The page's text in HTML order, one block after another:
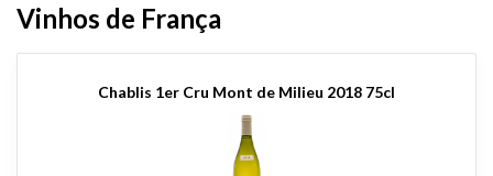
Vinhos de França
Chablis 1er Cru Mont de Milieu 2018 75cl